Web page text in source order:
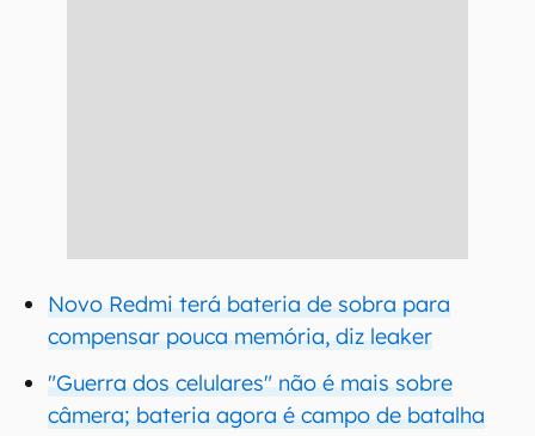
Novo Redmi terá bateria de sobra para
compensar pouca memória, diz leaker
"Guerra dos celulares" não é mais sobre
câmera; bateria agora é campo de batalha